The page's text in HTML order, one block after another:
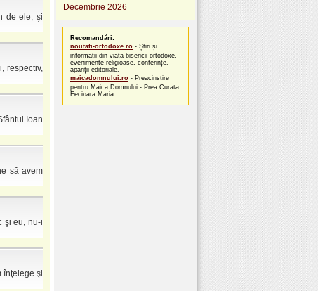
de ele, şi
respectiv,
Ioan
să avem
şi eu, nu-i
înţelege şi
Decembrie 2026
Recomandări:
noutati-ortodoxe.ro - Știri și
informații din viața bisericii ortodoxe,
evenimente religioase, conferințe,
apariții editoriale.
maicadomnului.ro - Preacinstire
pentru Maica Domnului - Prea Curata
Fecioara Maria.